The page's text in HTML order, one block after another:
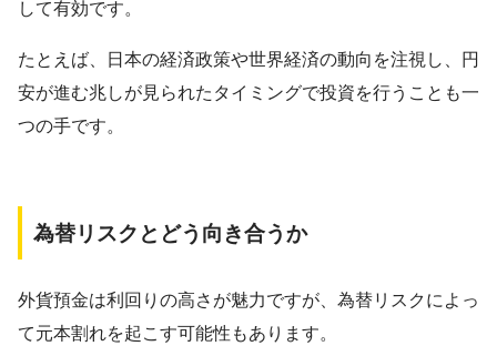
して有効です。
たとえば、日本の経済政策や世界経済の動向を注視し、円
安が進む兆しが見られたタイミングで投資を行うことも一
つの手です。
為替リスクとどう向き合うか
外貨預金は利回りの高さが魅力ですが、為替リスクによっ
て元本割れを起こす可能性もあります。